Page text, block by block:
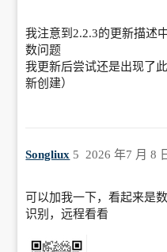
, err: exit status
我注意到2.2.3的更新描述
数问题
我更新后尝试还是出现了
新创建）
Songliux 2026 年7 月 8
5
可以加我一下，看起来是
识别，远程看看